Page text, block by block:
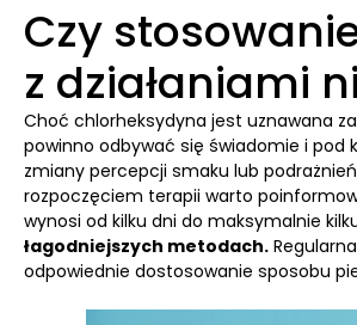
Czy
z działaniami
Choć chlorheksydyna jest uznawana
powinno odbywać się świadomie i pod
zmiany percepcji smaku lub
rozpoczęciem terapii warto
wynosi od kilku dni do maksymalnie
łagodniejszych metodach.
odpowiednie dostosowanie sposobu